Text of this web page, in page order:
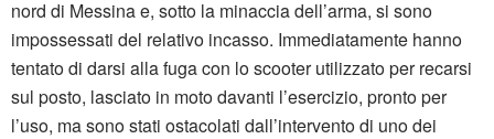
nord di Messina e, sotto la minaccia dell’arma, si sono
impossessati del relativo incasso. Immediatamente hanno
tentato di darsi alla fuga con lo scooter utilizzato per recarsi
sul posto, lasciato in moto davanti l’esercizio, pronto per
l’uso, ma sono stati ostacolati dall’intervento di uno dei